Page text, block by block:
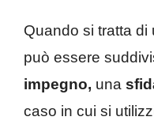
Quando si tratta
può essere
impegno, una
caso in cui si